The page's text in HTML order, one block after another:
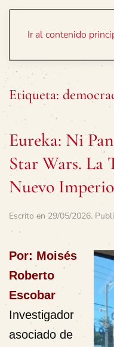
Ir al contenido
Etiqueta:
Eureka: Ni
Star Wars. La
Nuevo Imperio
Escrito en 29/05/2026.
Por: Moisés
Roberto
Escobar
Investigador
asociado de